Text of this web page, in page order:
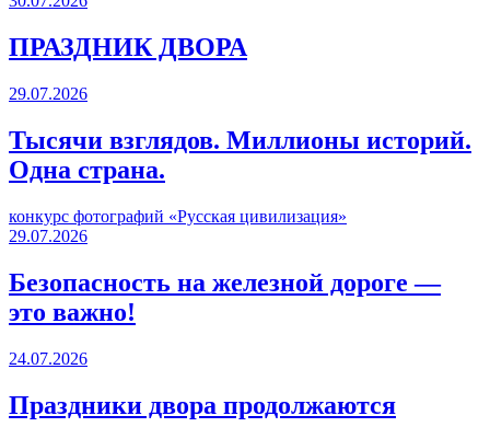
ПРАЗДНИК ДВОРА️
29.07.2026
Тысячи взглядов. Миллионы историй.
Одна страна.
конкурс фотографий «Русская цивилизация»
29.07.2026
Безопасность на железной дороге —
это важно!
24.07.2026
Праздники двора продолжаются